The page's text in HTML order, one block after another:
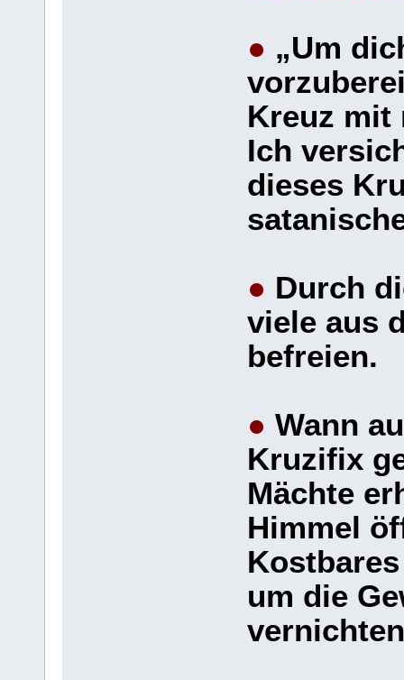
● „Um
Kreuz mit
Ich
dieses
● Durch
viele aus
befreien.
● Wann
Kruzifix
Mächte
Himmel
um die